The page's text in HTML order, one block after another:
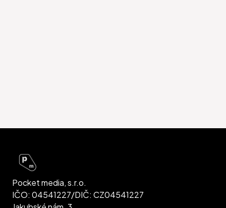
Pocket media, s.r.o.
IČO: 04541227/DIČ: CZ04541227